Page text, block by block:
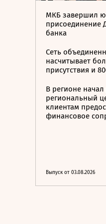
МКБ завершил
присоединение
банка
Сеть
насчитывает
присутствия и
В регионе
региональный
клиентам
финансовое
Выпуск от 03.08.2026